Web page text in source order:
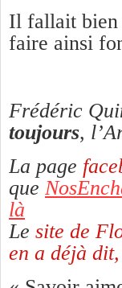
Il fallait bien
faire ainsi
Frédéric
toujours,
La page
que
là
Le site de
en a déjà dit,